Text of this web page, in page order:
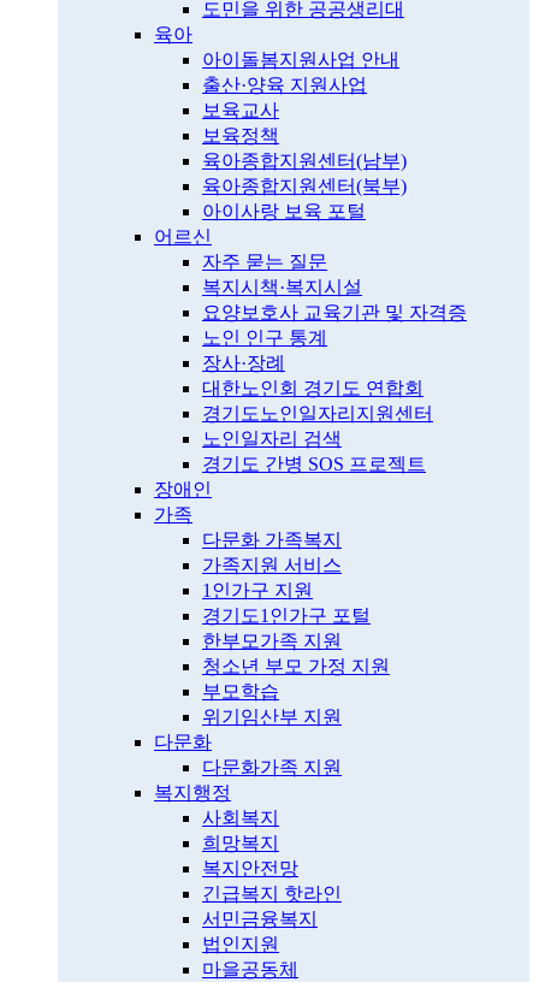
도민을 위한 공공생리대
육아
아이돌봄지원사업 안내
출산·양육 지원사업
보육교사
보육정책
육아종합지원센터(남부)
육아종합지원센터(북부)
아이사랑 보육 포털
어르신
자주 묻는 질문
복지시책·복지시설
요양보호사 교육기관 및 자격증
노인 인구 통계
장사·장례
대한노인회 경기도 연합회
경기도노인일자리지원센터
노인일자리 검색
경기도 간병 SOS 프로젝트
장애인
가족
다문화 가족복지
가족지원 서비스
1인가구 지원
경기도1인가구 포털
한부모가족 지원
청소년 부모 가정 지원
부모학습
위기임산부 지원
다문화
다문화가족 지원
복지행정
사회복지
희망복지
복지안전망
긴급복지 핫라인
서민금융복지
법인지원
마을공동체